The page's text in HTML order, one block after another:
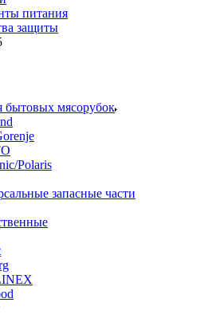
питания
защиты
бытовых мясорубок
Polaris
запасные части